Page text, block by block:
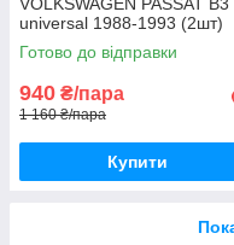
universal 1988-1993 (2шт)
передні Підкрилки
Фольксваген Пассат Б3
Готово до відправки
940 ₴/пара
1 160 ₴/пара
Купити